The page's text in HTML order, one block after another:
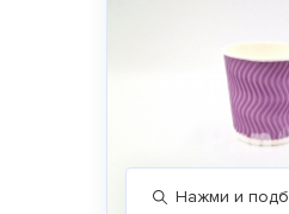
Нажми и